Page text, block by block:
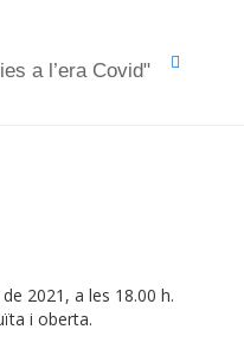
a l’era Covid"
2021, a les 18.00 h.
i oberta.